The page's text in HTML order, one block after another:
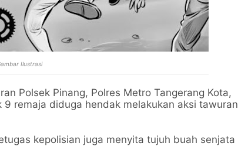
Ilustrasi
Polsek Pinang, Polres Metro Tangerang Kota,
remaja diduga hendak melakukan aksi tawuran
kepolisian juga menyita tujuh buah senjata